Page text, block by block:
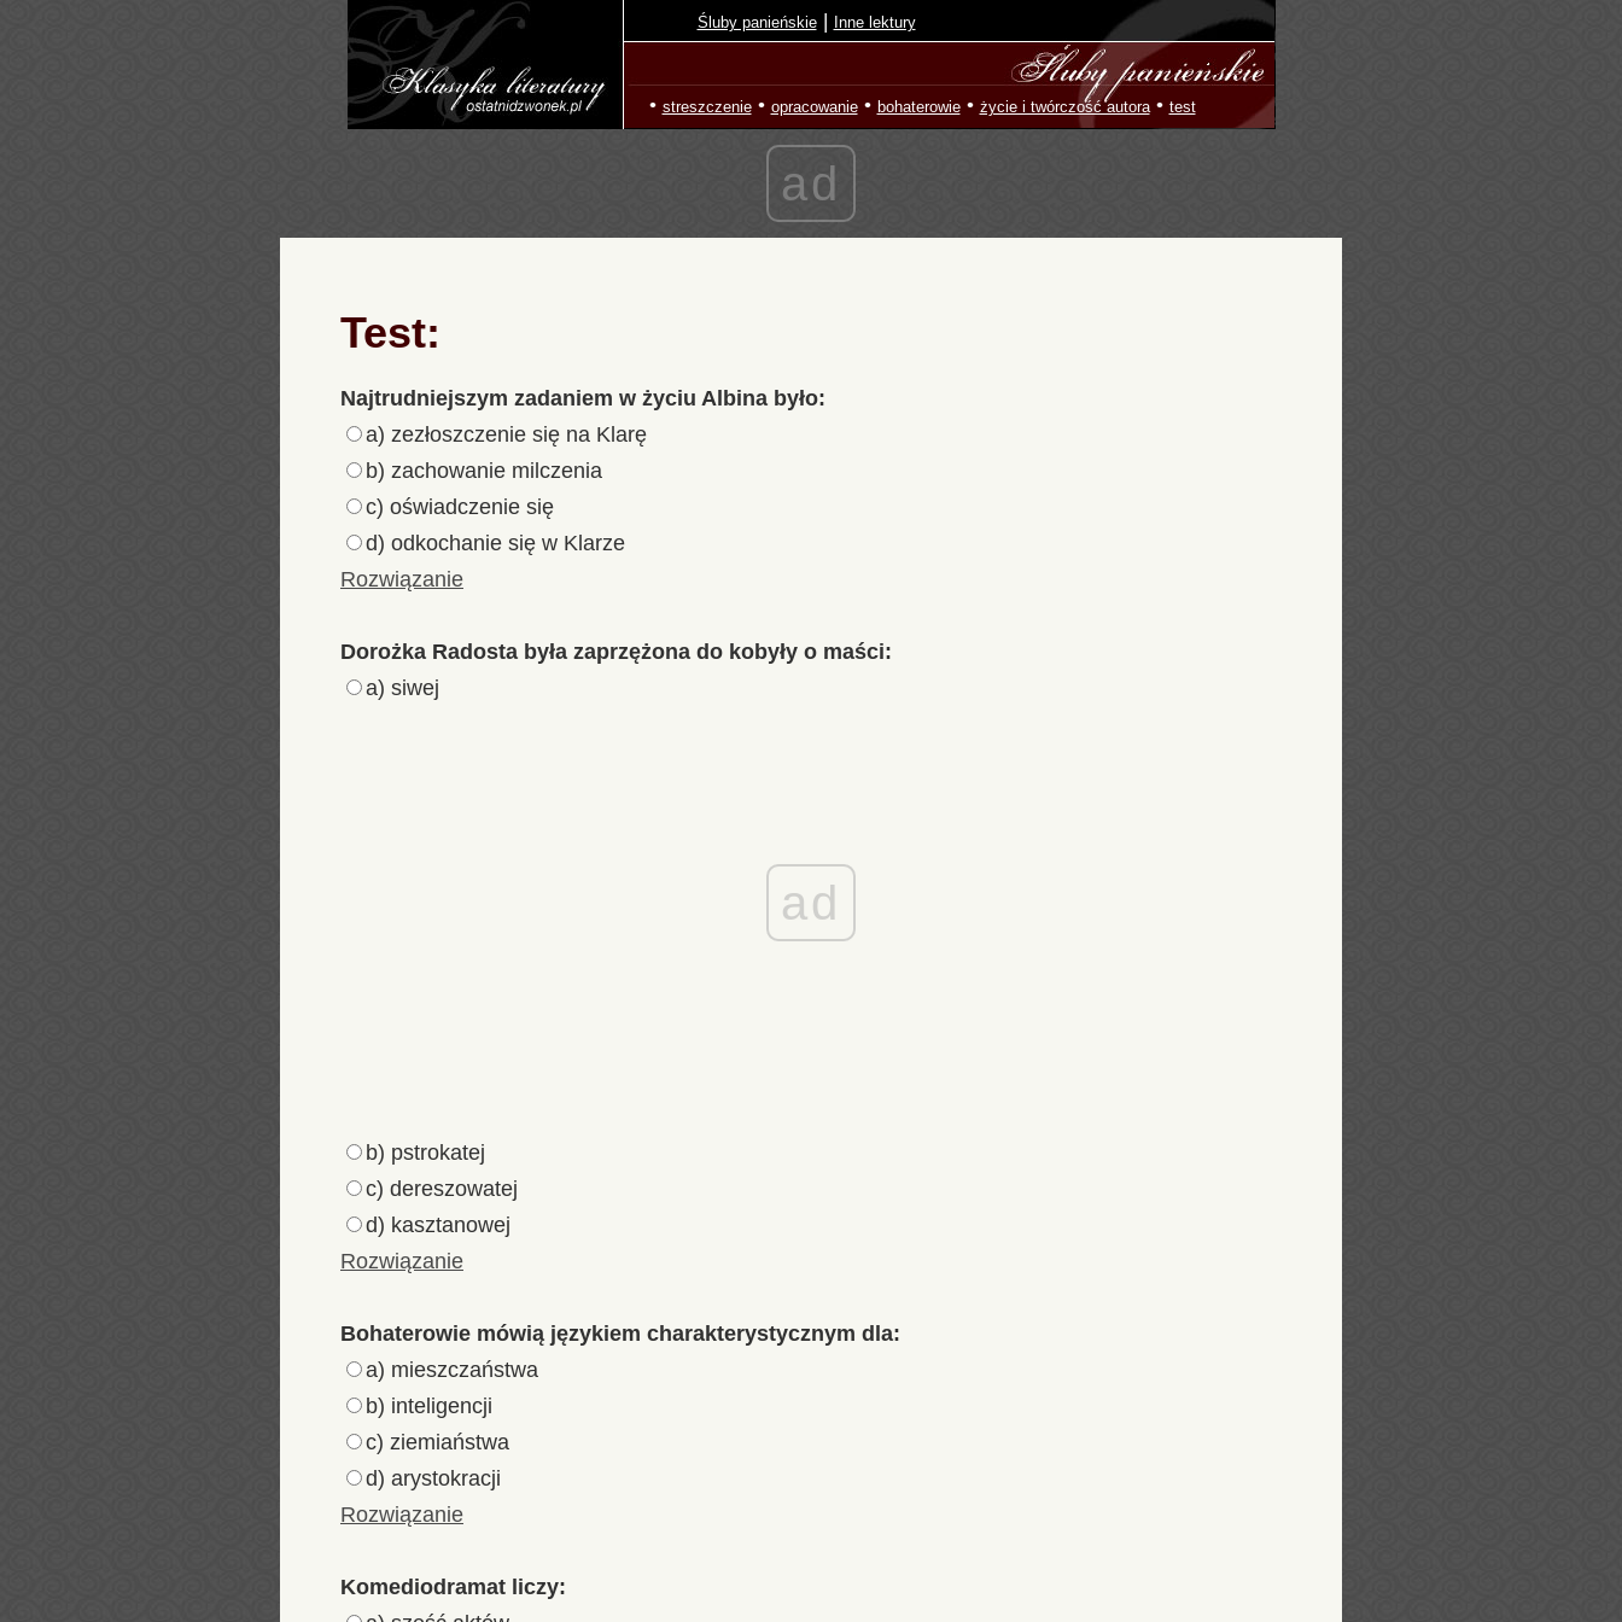
Śluby panieńskie | Inne lektury
• streszczenie• opracowanie• bohaterowie• życie i twórczość autora• test
ad
Test:
Najtrudniejszym zadaniem w życiu Albina było:
a) zezłoszczenie się na Klarę
b) zachowanie milczenia
c) oświadczenie się
d) odkochanie się w Klarze
Rozwiązanie
Dorożka Radosta była zaprzężona do kobyły o maści:
a) siwej
ad
b) pstrokatej
c) dereszowatej
d) kasztanowej
Rozwiązanie
Bohaterowie mówią językiem charakterystycznym dla:
a) mieszczaństwa
b) inteligencji
c) ziemiaństwa
d) arystokracji
Rozwiązanie
Komediodramat liczy: